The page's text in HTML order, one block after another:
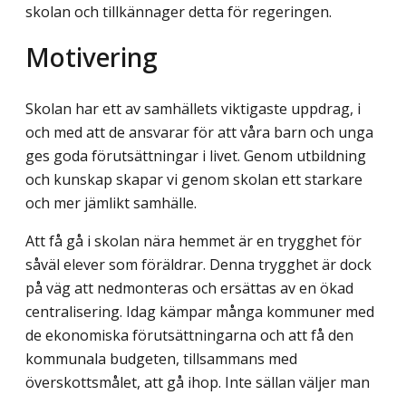
skolan och tillkännager detta för regeringen.
Motivering
Skolan har ett av samhällets viktigaste uppdrag, i
och med att de ansvarar för att våra barn och unga
ges goda förutsättningar i livet. Genom utbildning
och kunskap skapar vi genom skolan ett starkare
och mer jämlikt samhälle.
Att få gå i skolan nära hemmet är en trygghet för
såväl elever som föräldrar. Denna trygghet är dock
på väg att nedmonteras och ersättas av en ökad
centralisering. Idag kämpar många kommuner med
de ekonomiska förutsättningarna och att få den
kommunala budgeten, tillsammans med
överskottsmålet, att gå ihop. Inte sällan väljer man